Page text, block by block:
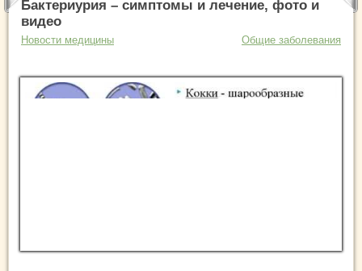
Бактериурия – симптомы и лечение, фото и
видео
Новости медицины Общие заболевания